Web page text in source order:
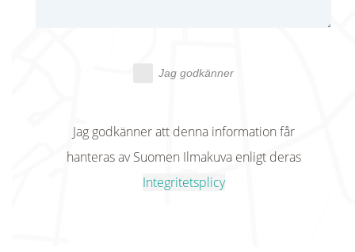
Jag godkänner
Jag godkänner att denna information får
hanteras av Suomen Ilmakuva enligt deras
Integritetsplicy